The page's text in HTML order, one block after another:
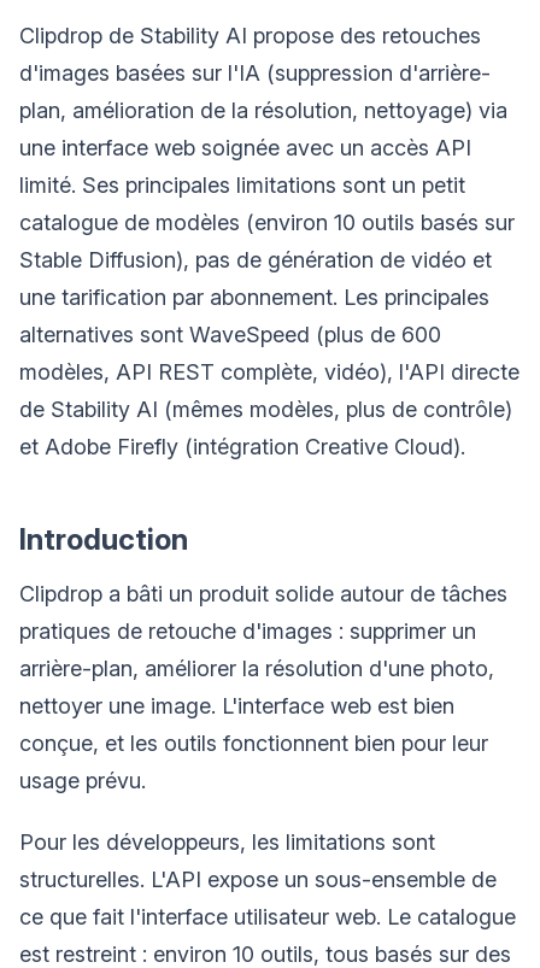
Clipdrop de Stability AI propose des retouches
d'images basées sur l'IA (suppression d'arrière-
plan, amélioration de la résolution, nettoyage) via
une interface web soignée avec un accès API
limité. Ses principales limitations sont un petit
catalogue de modèles (environ 10 outils basés sur
Stable Diffusion), pas de génération de vidéo et
une tarification par abonnement. Les principales
alternatives sont WaveSpeed (plus de 600
modèles, API REST complète, vidéo), l'API directe
de Stability AI (mêmes modèles, plus de contrôle)
et Adobe Firefly (intégration Creative Cloud).
Introduction
Clipdrop a bâti un produit solide autour de tâches
pratiques de retouche d'images : supprimer un
arrière-plan, améliorer la résolution d'une photo,
nettoyer une image. L'interface web est bien
conçue, et les outils fonctionnent bien pour leur
usage prévu.
Pour les développeurs, les limitations sont
structurelles. L'API expose un sous-ensemble de
ce que fait l'interface utilisateur web. Le catalogue
est restreint : environ 10 outils, tous basés sur des